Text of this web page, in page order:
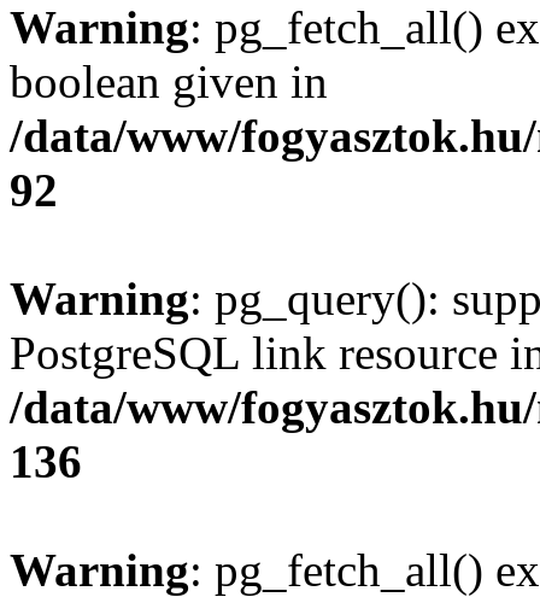
Warning: pg_fetch_all()
boolean given in
/data/www/
92
Warning: pg_query():
PostgreSQL link resource
/data/www/
136
Warning: pg_fetch_all()